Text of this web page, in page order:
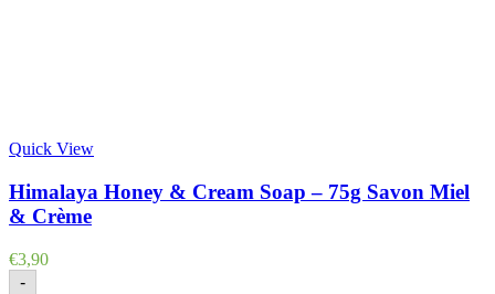
Quick View
Himalaya Honey & Cream Soap – 75g Savon Miel
& Crème
€3,90
-